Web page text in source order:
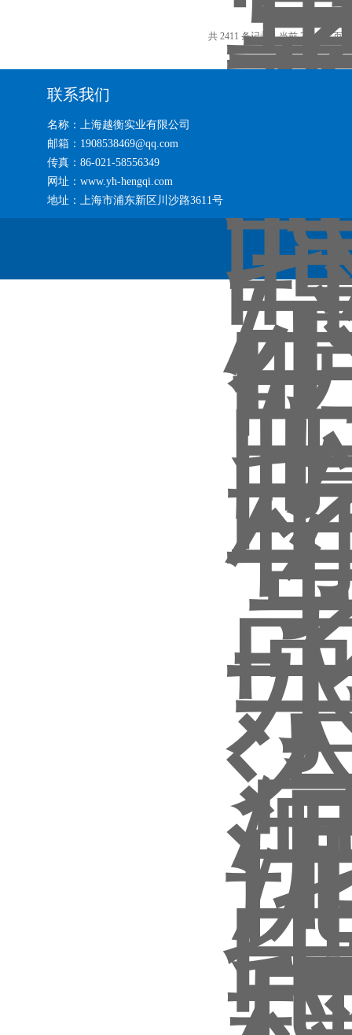
共 2411 条记录，当前 23 / 161 页
联系我们
名称：上海越衡实业有限公司
邮箱：1908538469@qq.com
传真：86-021-58556349
网址：www.yh-hengqi.com
地址：上海市浦东新区川沙路3611号